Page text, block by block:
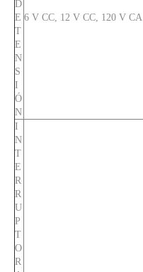
D
E
T
E
N
S
I
Ó
N
6 V CC, 12 V CC, 120 V CA
I
N
T
E
R
R
U
P
T
O
R